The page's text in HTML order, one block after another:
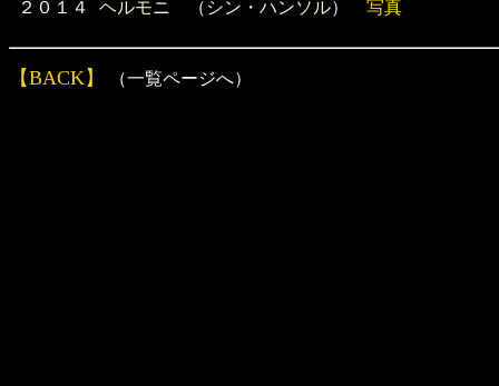
２０１４ ヘルモニ （ シン・ハンソル）写真
【BACK】 （一覧ページへ）